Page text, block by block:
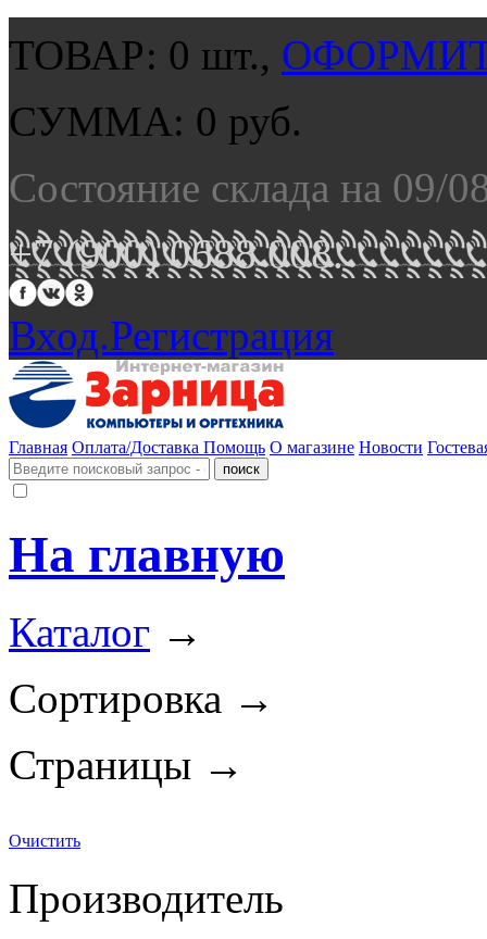
ТОВАР: 0 шт.,
СУММА: 0 руб.
Состояние склада на 09/
+7 (900) 0688 008.
Вход.Регистрация
Главная Оплата/Доставка Помощь О магазине Новости
На главную
Каталог →
Сортировка →
Страницы →
Очистить
Производитель